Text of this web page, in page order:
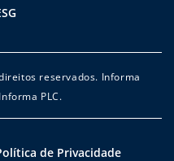
reservados. Informa
PLC.
de Privacidade